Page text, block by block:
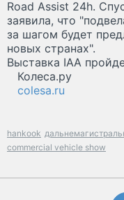
Road Assist 24h.
заявила, что
за шагом будет
новых странах".
Выставка IAA
Колеса.ру
colesa.ru
hankook
commercial vehicle show